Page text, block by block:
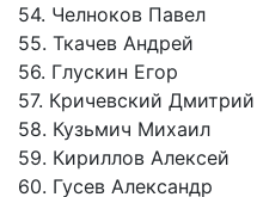
54. Челноков Павел
55. Ткачев Андрей
56. Глускин Егор
57. Кричевский Дмитрий
58. Кузьмич Михаил
59. Кириллов Алексей
60. Гусев Александр